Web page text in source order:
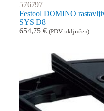
576797
Festool DOMINO
SYS D8
654,75 € (PDV uključen)